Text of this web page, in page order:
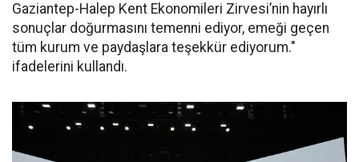
Gaziantep-Halep Kent Ekonomileri Zirvesi’nin hayırlı
sonuçlar doğurmasını temenni ediyor, emeği geçen
tüm kurum ve paydaşlara teşekkür ediyorum."
ifadelerini kullandı.